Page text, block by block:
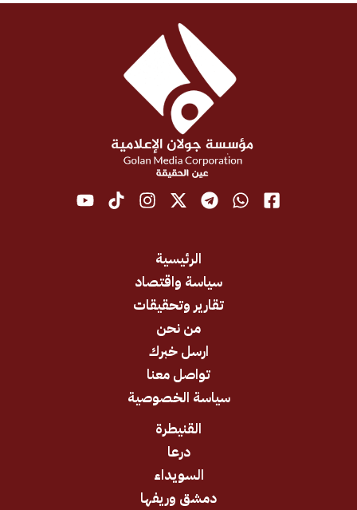
سياسة واقتصاد
تقارير وتحقيقات
ارسل خبرك
تواصل معنا
سياسة الخصوصية
دمشق وريفها